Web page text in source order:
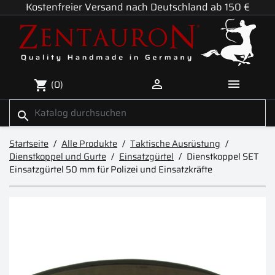
Kostenfreier Versand nach Deutschland ab 150 €
shopping_cart (0)  
search
Startseite Alle Produkte
Taktische Ausrüstung
Dienstkoppel und Gurte
Einsatzgürtel
Dienstkoppel SET
Einsatzgürtel 50 mm für Polizei und Einsatzkräfte